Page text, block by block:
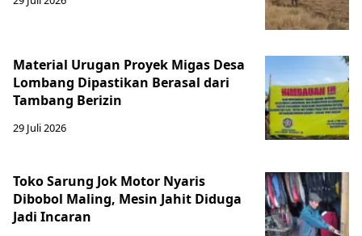
Material Urugan Proyek Migas Desa
Lombang Dipastikan Berasal dari
Tambang Berizin
29 Juli 2026
Toko Sarung Jok Motor Nyaris
Dibobol Maling, Mesin Jahit Diduga
Jadi Incaran